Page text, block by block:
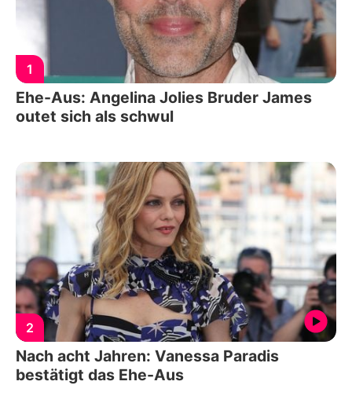
1
Ehe-Aus: Angelina Jolies Bruder James
outet sich als schwul
2
Nach acht Jahren: Vanessa Paradis
bestätigt das Ehe-Aus